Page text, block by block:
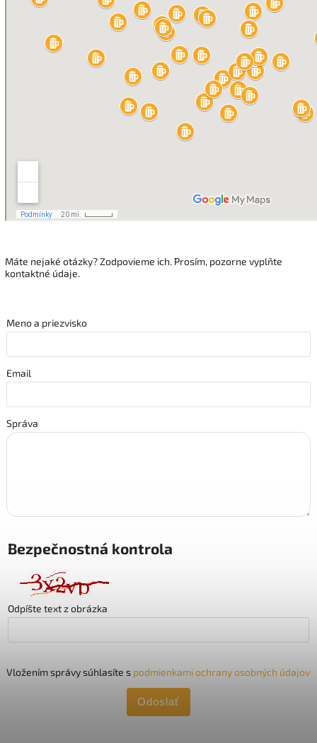
Máte nejaké otázky? Zodpovieme ich. Prosím, pozorne vyplňte
kontaktné údaje.
Meno a priezvisko
Email
Správa
Bezpečnostná kontrola
Odpíšte text z obrázka
Vložením správy súhlasíte s podmienkami ochrany osobných údajov
Odoslať